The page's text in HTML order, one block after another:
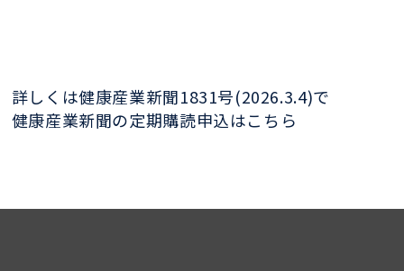
詳しくは健康産業新聞1831号(2026.3.4)で
健康産業新聞の定期購読申込はこちら